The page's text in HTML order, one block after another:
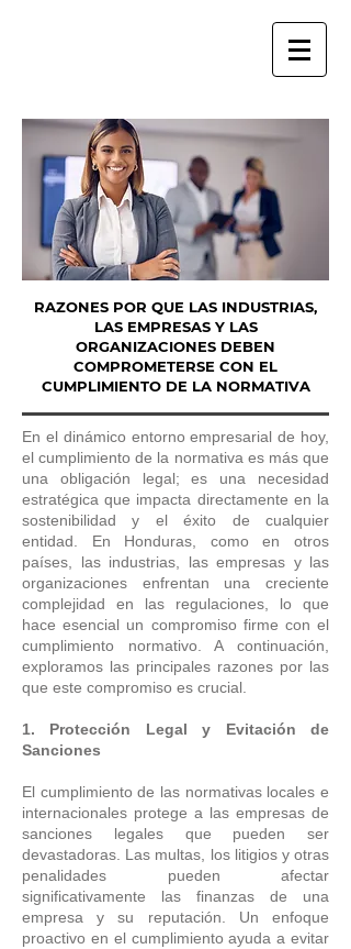
RAZONES POR QUE LAS INDUSTRIAS,
LAS EMPRESAS Y LAS
ORGANIZACIONES DEBEN
COMPROMETERSE CON EL
CUMPLIMIENTO DE LA NORMATIVA
En el dinámico entorno empresarial de hoy,
el cumplimiento de la normativa es más que
una obligación legal; es una necesidad
estratégica que impacta directamente en la
sostenibilidad y el éxito de cualquier
entidad. En Honduras, como en otros
países, las industrias, las empresas y las
organizaciones enfrentan una creciente
complejidad en las regulaciones, lo que
hace esencial un compromiso firme con el
cumplimiento normativo. A continuación,
exploramos las principales razones por las
que este compromiso es crucial.
1. Protección Legal y Evitación de
Sanciones
El cumplimiento de las normativas locales e
internacionales protege a las empresas de
sanciones legales que pueden ser
devastadoras. Las multas, los litigios y otras
penalidades pueden afectar
significativamente las finanzas de una
empresa y su reputación. Un enfoque
proactivo en el cumplimiento ayuda a evitar